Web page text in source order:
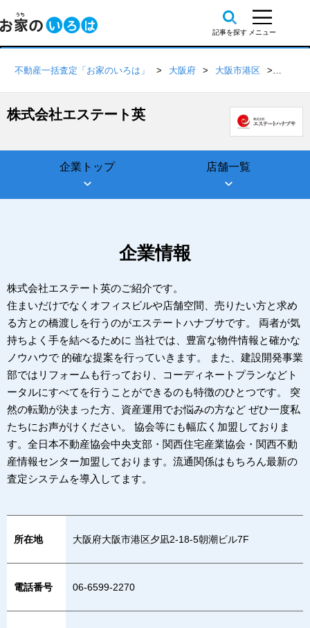
不動産一括査定「お家のいろは」 大阪府 大阪市港区
株式会社エステート英
企業トップ 店舗一覧
企業情報
株式会社エステート英のご紹介です。
住まいだけでなくオフィスビルや店舗空間、売りたい方と求め
る方との橋渡しを行うのがエステートハナブサです。 両者が気
持ちよく手を結べるために 当社では、豊富な物件情報と確かな
ノウハウで 的確な提案を行っていきます。 また、建設開発事業
部ではリフォームも行っており、コーディネートプランなどト
ータルにすべてを行うことができるのも特徴のひとつです。 突
然の転勤が決まった方、資産運用でお悩みの方など ぜひ一度私
たちにお声がけください。 協会等にも幅広く加盟しておりま
す。全日本不動産協会中央支部・関西住宅産業協会・関西不動
産情報センター加盟しております。流通関係はもちろん最新の
査定システムを導入してます。
所在地 大阪府大阪市港区夕凪2-18-5朝潮ビル7F
電話番号 06-6599-2270